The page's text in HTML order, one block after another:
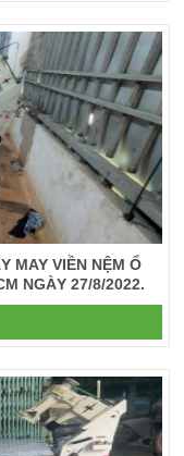
MAY VIỀN NỆM Ổ
NGÀY 27/8/2022.